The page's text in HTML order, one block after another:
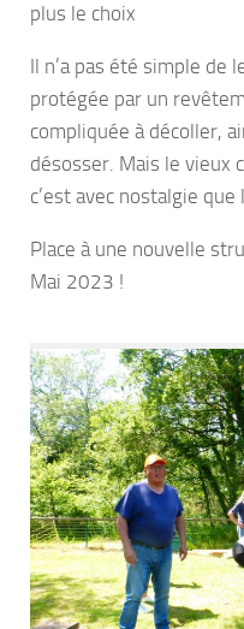
plus le choix
Il n’a pas été simple de
protégée par un
compliquée à décoller,
désosser. Mais le vieux
c’est avec nostalgie que
Place à une nouvelle
Mai 2023 !